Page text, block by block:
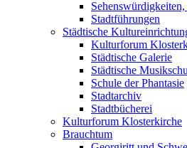
Sehenswürdigkeiten,
Stadtführungen
Städtische
Kulturforum
Städtische Galerie
Städtische
Schule der Phantasie
Stadtarchiv
Stadtbücherei
Kulturforum Klosterkirche
Brauchtum